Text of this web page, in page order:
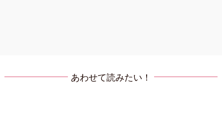
あわせて読みたい！